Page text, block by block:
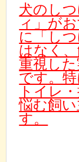
犬のし
ィ」が
に「し
はなく
重視し
です。
トイレ
悩む飼
す。